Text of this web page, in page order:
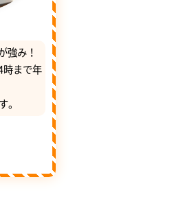
強み！
時まで年